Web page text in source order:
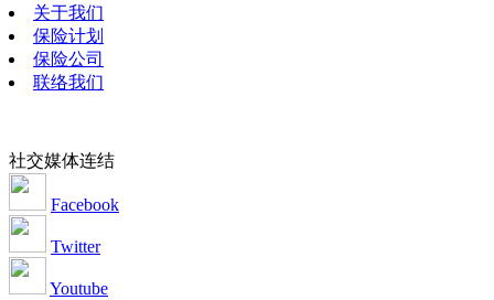
关于我们
保险计划
保险公司
联络我们
社交媒体连结
Facebook
Twitter
Youtube